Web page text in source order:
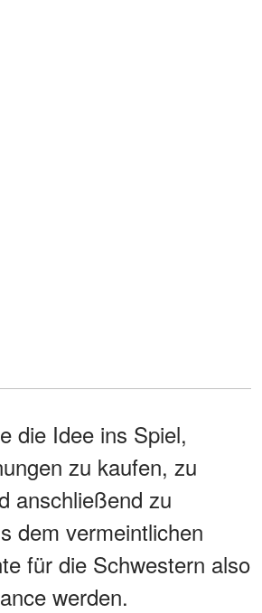
die Idee ins Spiel,
zu kaufen, zu
anschließend zu
dem vermeintlichen
für die Schwestern also
werden.